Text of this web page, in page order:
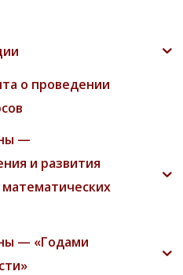
о проведении
—
и развития
— «Годами